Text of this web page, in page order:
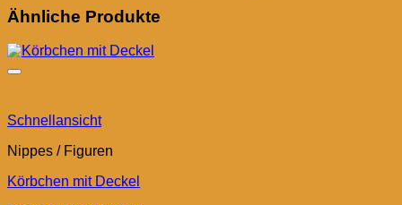
Ähnliche Produkte
Schnellansicht
Nippes / Figuren
Körbchen mit Deckel